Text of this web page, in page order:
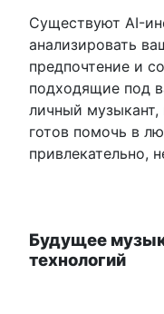
Существуют AI-
анализировать
предпочтение и
подходящие под
личный музыкант,
готов помочь в
привлекательно,
Будущее
технологий